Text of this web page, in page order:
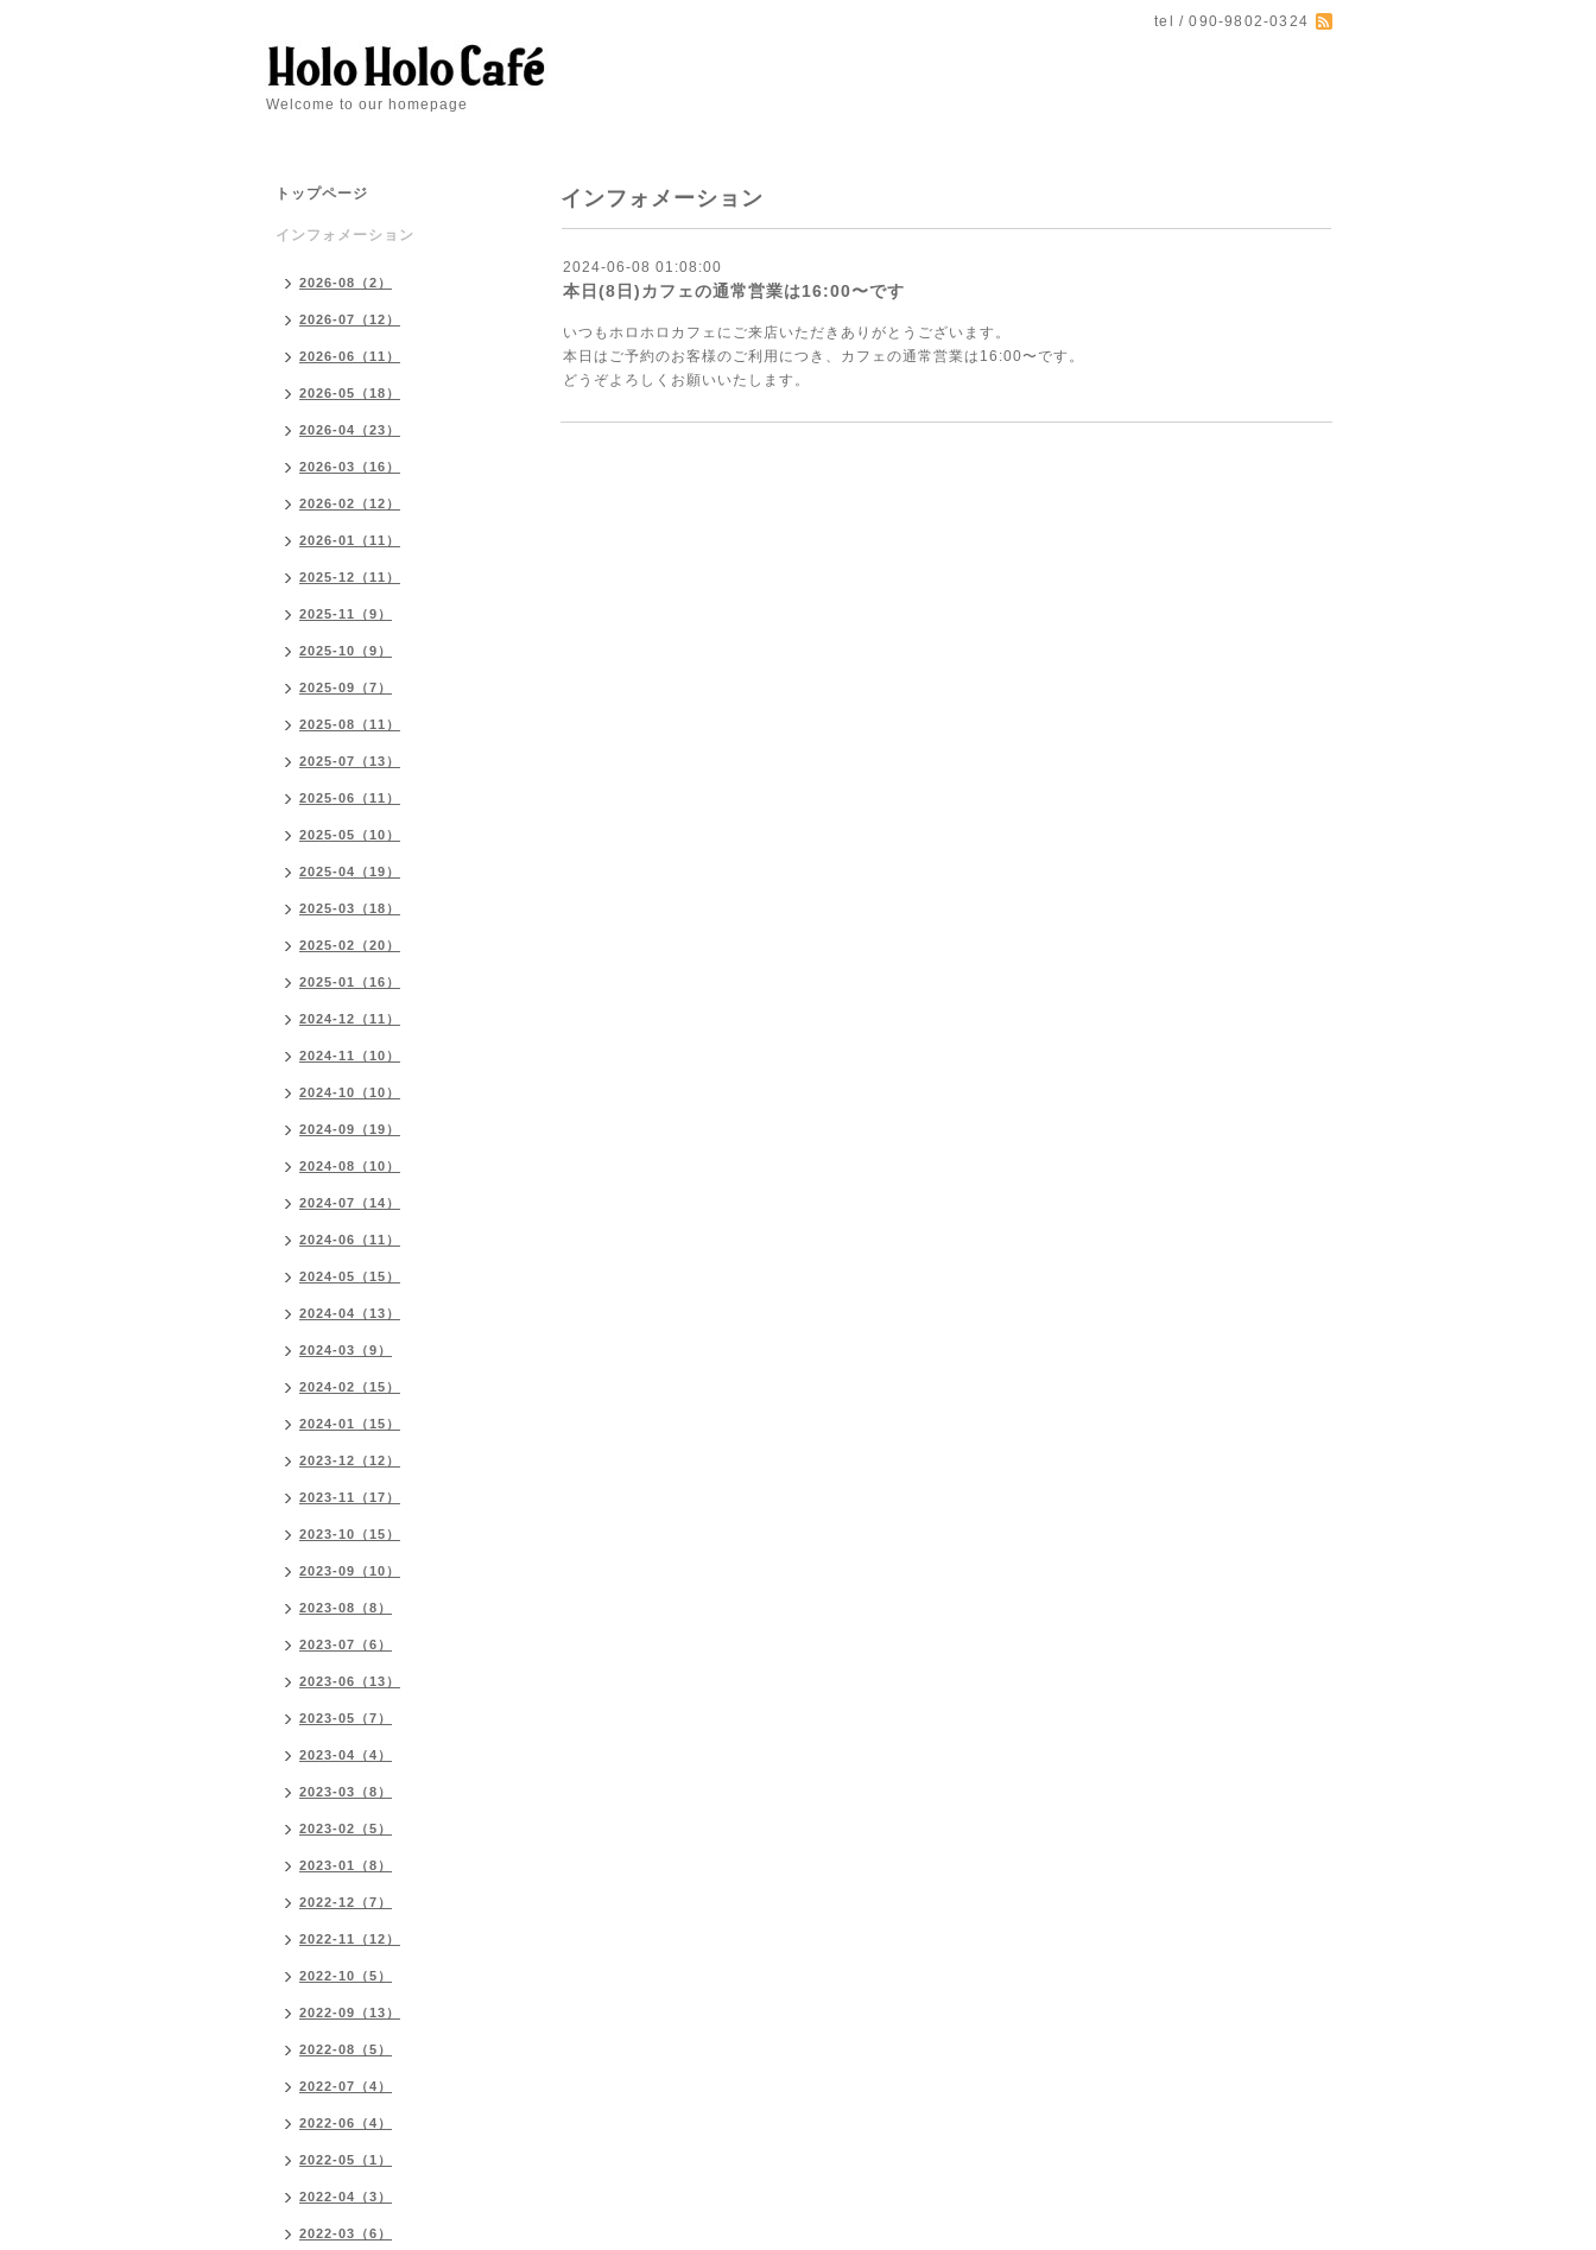
tel / 090-9802-0324
Welcome to our homepage
インフォメーション
2024-06-08 01:08:00
本日(8日)カフェの通常営業は16:00〜です
いつもホロホロカフェにご来店いただきありがとうございます。
本日はご予約のお客様のご利用につき、カフェの通常営業は16:00〜です。
どうぞよろしくお願いいたします。
トップページ
インフォメーション
2026-08（2）
2026-07（12）
2026-06（11）
2026-05（18）
2026-04（23）
2026-03（16）
2026-02（12）
2026-01（11）
2025-12（11）
2025-11（9）
2025-10（9）
2025-09（7）
2025-08（11）
2025-07（13）
2025-06（11）
2025-05（10）
2025-04（19）
2025-03（18）
2025-02（20）
2025-01（16）
2024-12（11）
2024-11（10）
2024-10（10）
2024-09（19）
2024-08（10）
2024-07（14）
2024-06（11）
2024-05（15）
2024-04（13）
2024-03（9）
2024-02（15）
2024-01（15）
2023-12（12）
2023-11（17）
2023-10（15）
2023-09（10）
2023-08（8）
2023-07（6）
2023-06（13）
2023-05（7）
2023-04（4）
2023-03（8）
2023-02（5）
2023-01（8）
2022-12（7）
2022-11（12）
2022-10（5）
2022-09（13）
2022-08（5）
2022-07（4）
2022-06（4）
2022-05（1）
2022-04（3）
2022-03（6）